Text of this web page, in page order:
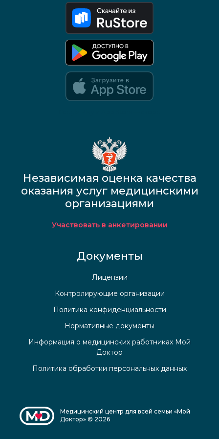
Независимая оценка качества
оказания услуг медицинскими
организациями
Участвовать в анкетировании
Документы
Лицензии
Контролирующие организации
Политика конфиденциальности
Нормативные документы
Информация о медицинских работниках Мой
Доктор
Политика обработки персональных данных
Медицинский центр для всей семьи «Мой
Доктор» © 2026